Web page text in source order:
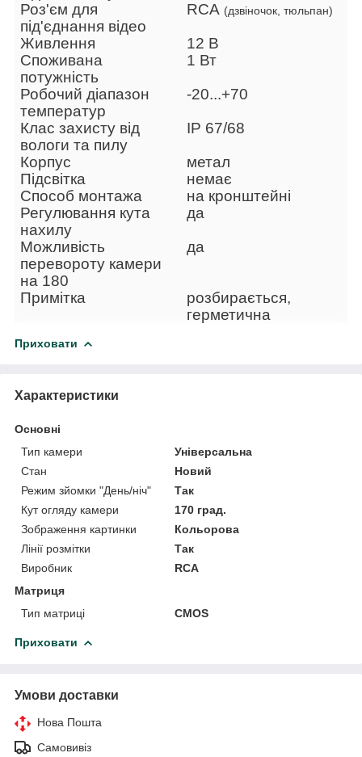
Роз'єм для
під'єднання відео
RCA (дзвіночок, тюльпан)
Живлення
12 В
Споживана
потужність
1 Вт
Робочий діапазон
температур
-20...+70
Клас захисту від
вологи та пилу
IP 67/68
Корпус
метал
Підсвітка
немає
Способ монтажа
на кронштейні
Регулювання кута
нахилу
да
Можливість
перевороту камери
на 180
да
Примітка
розбирається,
герметична
Приховати
Характеристики
Основні
Тип камери
Універсальна
Стан
Новий
Режим зйомки "День/ніч"
Так
Кут огляду камери
170 град.
Зображення картинки
Кольорова
Лінії розмітки
Так
Виробник
RCA
Матриця
Тип матриці
CMOS
Приховати
Умови доставки
Нова Пошта
Самовивіз